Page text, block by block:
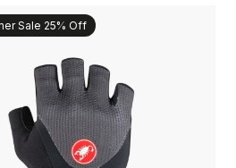
Sale 25% Off